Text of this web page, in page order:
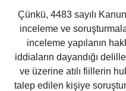
Çünkü, 4483 sayılı
inceleme ve
inceleme yapılanın
iddiaların dayandığı
ve üzerine atılı fiillerin
talep edilen kişiye